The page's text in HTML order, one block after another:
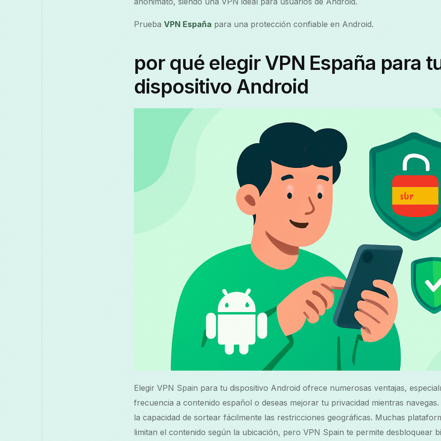
Prueba VPN España para una protección confiable en Android.
por qué elegir VPN España para
dispositivo Android
Elegir VPN Spain para tu dispositivo Android ofrece numerosas ventajas,
frecuencia a contenido español o deseas mejorar tu privacidad mientras
la capacidad de sortear fácilmente las restricciones geográficas. Muchas
limitan el contenido según la ubicación, pero VPN Spain te permite desbloquear